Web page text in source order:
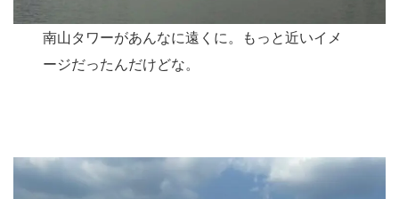
南山タワーがあんなに遠くに。もっと近いイメ
ージだったんだけどな。